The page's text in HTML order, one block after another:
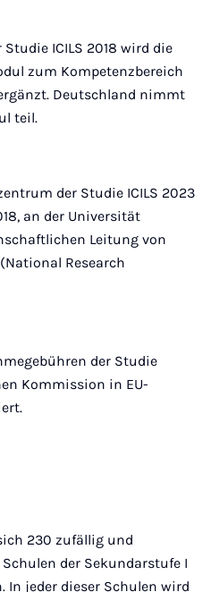
ICILS 2018 wird die
zum Kompetenzbereich
Deutschland nimmt
teil.
der Studie ICILS 2023
an der Universität
Leitung von
(National Research
der Studie
Kommission in EU-
230 zufällig und
der Sekundarstufe I
In jeder dieser Schulen wird